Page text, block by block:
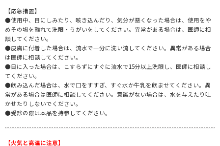
【応急措置】
●使用中、目にしみたり、咳き込んだり、気分が悪くなった場合は、使用をや
めその場を離れて洗眼・うがいをしてください。異常がある場合は、医師に相
談してください。
●皮膚に付着した場合は、流水で十分に洗い流してください。異常がある場合
は医師に相談してください。
●目に入った場合は、こすらずにすぐに流水で15分以上洗眼し、医師に相談し
てください。
●飲み込んだ場合は、水で口をすすぎ、すぐ水か牛乳を飲ませてください。異
常がある場合は医師に相談してください。意識がない場合は、水を与えたり吐
かせたりしないでください。
●受診の際は本品を持参してください。
【火気と高温に注意】